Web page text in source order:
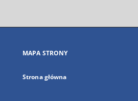
się
karcie
MAPA STRONY
Strona główna